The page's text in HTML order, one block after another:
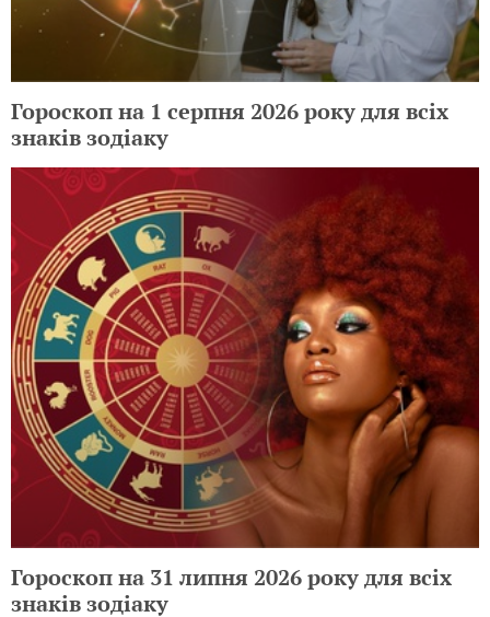
Гороскоп на 1 серпня 2026 року для всіх
знаків зодіаку
Гороскоп на 31 липня 2026 року для всіх
знаків зодіаку